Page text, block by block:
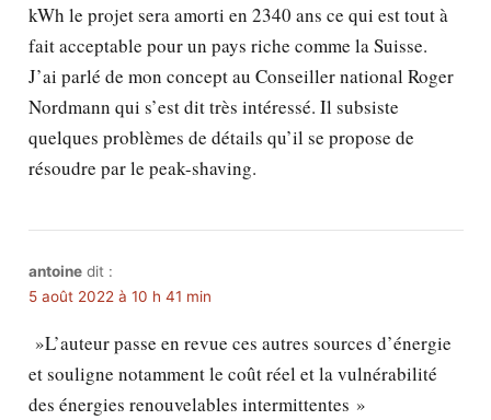
kWh le projet sera amorti en 2340 ans ce qui est tout à
fait acceptable pour un pays riche comme la Suisse.
J’ai parlé de mon concept au Conseiller national Roger
Nordmann qui s’est dit très intéressé. Il subsiste
quelques problèmes de détails qu’il se propose de
résoudre par le peak-shaving.
antoine dit :
5 août 2022 à 10 h 41 min
»L’auteur passe en revue ces autres sources d’énergie
et souligne notamment le coût réel et la vulnérabilité
des énergies renouvelables intermittentes »